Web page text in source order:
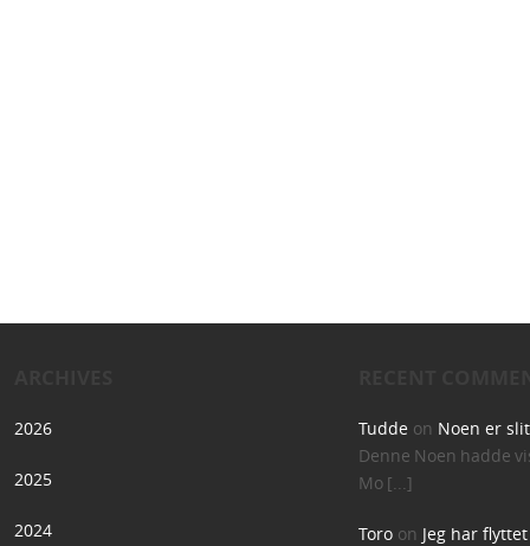
2026
2025
2024
Tudde on Noen er
Denne Noen hadde
Mo [...]
Toro on Jeg har